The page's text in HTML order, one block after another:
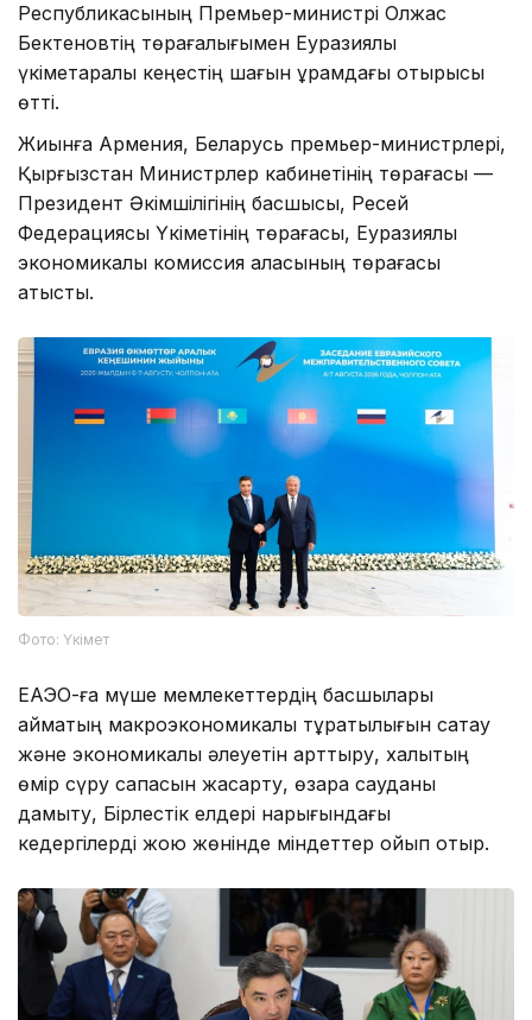
Республикасының Премьер-министрі Олжас
Бектеновтің төрағалығымен Еуразиялық
үкіметаралық кеңестің шағын құрамдағы отырысы
өтті.
Жиынға Армения, Беларусь премьер-министрлері,
Қырғызстан Министрлер кабинетінің төрағасы —
Президент Әкімшілігінің басшысы, Ресей
Федерациясы Үкіметінің төрағасы, Еуразиялық
экономикалық комиссия алқасының төрағасы
қатысты.
Фото: Үкімет
ЕАЭО-ға мүше мемлекеттердің басшылары
аймақтың макроэкономикалық тұрақтылығын сақтау
және экономикалық әлеуетін арттыру, халықтың
өмір сүру сапасын жақсарту, өзара сауданы
дамыту, Бірлестік елдері нарығындағы
кедергілерді жою жөнінде міндеттер қойып отыр.